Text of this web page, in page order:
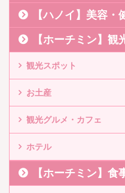
【ハノイ】美容・
【ホーチミン】観
観光スポット
お土産
観光グルメ・カフェ
ホテル
【ホーチミン】食